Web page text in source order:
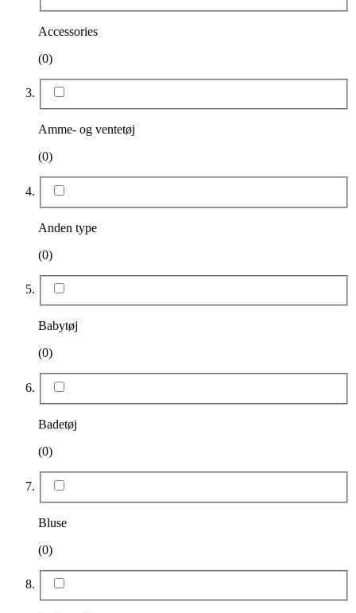
Accessories
(0)
Amme- og ventetøj
(0)
Anden type
(0)
Babytøj
(0)
Badetøj
(0)
Bluse
(0)